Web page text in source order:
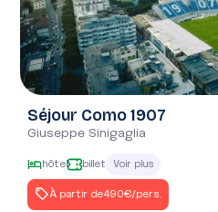
Séjour Como 1907
Giuseppe Sinigaglia
hôtel billet Voir plus
À partir de490€/pers.